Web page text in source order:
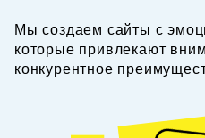
Мы создаем сайты с
которые привлекают
конкурентное